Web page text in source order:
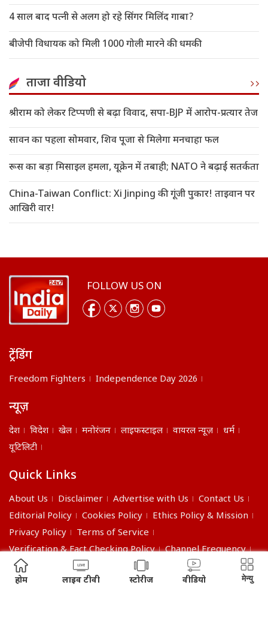
4 साल बाद पत्नी से अलग हो रहे सिंगर मिलिंद गाबा?
बीजेपी विधायक को मिली 1000 गोली मारने की धमकी
ताजा वीडियो
श्रीराम को लेकर टिप्पणी से बढ़ा विवाद, सपा-BJP में आरोप-प्रत्यार तेज
सावन का पहला सोमवार, शिव पूजा से मिलेगा मनचाहा फल
रूस का बड़ा मिसाइल हमला, यूक्रेन में तबाही; NATO ने बढ़ाई सतर्कता
China-Taiwan Conflict: Xi Jinping की गूंजी पुकार! ताइवान पर
आखिरी वार!
FOLLOW US ON
ट्रेंडिंग
Freedom Fighters Independence Day 2026
न्यूज़
देश विदेश खेल मनोरंजन लाइफस्टाइल वायरल न्यूज़
धर्म
यूटिलिटी
Quick Links
About Us Disclaimer Advertise with Us
Contact Us
Editorial Policy
Cookies Policy
Ethics Policy & Mission
Privacy Policy
Terms of Service
Verification & Fact Checking Policy
Channel Frequency
©2026 India Daily. All right reserved.
होम लाइव टीवी स्टोरीज वीडियो मेन्यु